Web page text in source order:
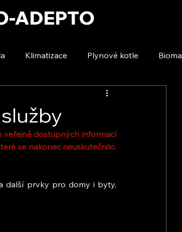
ADEPTO
Klimatizace Plynové kotle
Voda a úspory
veřejně dostupných informací
se nakonec neuskutečnilo.
další prvky pro domy i byty,